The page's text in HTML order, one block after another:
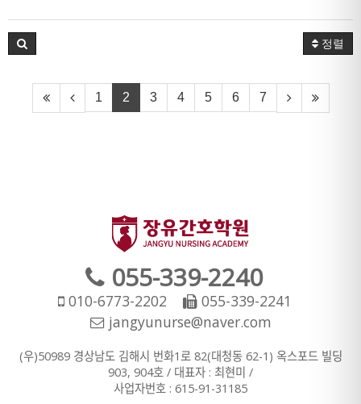
정렬
1 2 3 4 5 6 7
055-339-2240
010-6773-2202
055-339-2241
jangyunurse@naver.com
(우)50989 경상남도 김해시 번화1로 82(대청동 62-1) 옥스포드 빌딩
903, 904호 / 대표자 : 최현미 /
사업자번호 : 615-91-31185